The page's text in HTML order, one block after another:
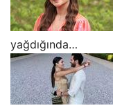
yağdığında…